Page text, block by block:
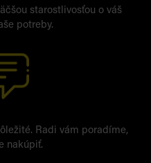
starostlivosťou o váš
potreby.
Radi vám poradíme,
nakúpiť.